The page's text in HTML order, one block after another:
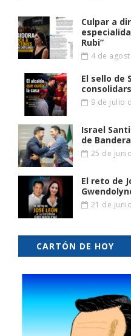
Culpar a
Rubi”
4 de
El sello de
9 de julio
Israel
de
25 de
El reto de
21 de
CARTÓN DE HOY